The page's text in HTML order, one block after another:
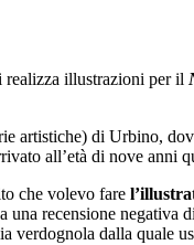
illustrazioni per il
artistiche) di Urbino,
all’età di nove anni
che volevo fare
recensione
verdognola dalla quale